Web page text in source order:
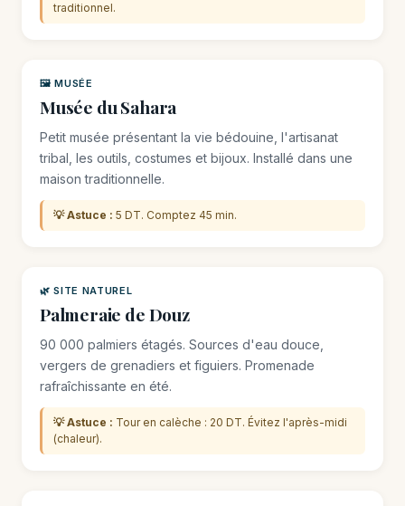
traditionnel.
🖼️ MUSÉE
Musée du Sahara
Petit musée présentant la vie bédouine, l'artisanat
tribal, les outils, costumes et bijoux. Installé dans une
maison traditionnelle.
💡 Astuce : 5 DT. Comptez 45 min.
🌿 SITE NATUREL
Palmeraie de Douz
90 000 palmiers étagés. Sources d'eau douce,
vergers de grenadiers et figuiers. Promenade
rafraîchissante en été.
💡 Astuce : Tour en calèche : 20 DT. Évitez l'après-midi
(chaleur).